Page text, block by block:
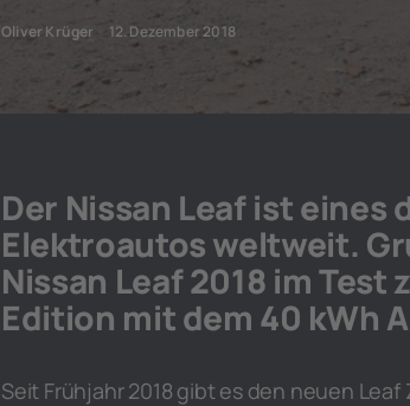
Oliver Krüger 12. Dezember 2018
Der Nissan Leaf ist
Elektroautos weltweit.
Nissan Leaf 2018 im Test
Edition mit dem 40 kWh
Seit Frühjahr 2018 gibt es den neuen